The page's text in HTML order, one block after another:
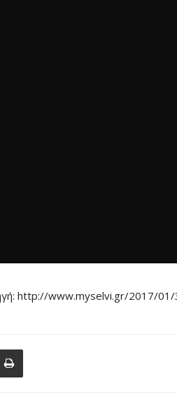
http://www.myselvi.gr/2017/